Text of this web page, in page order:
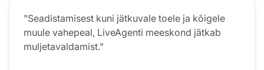
"Seadistamisest kuni jätkuvale toele ja kõigele
muule vahepeal, LiveAgenti meeskond jätkab
muljetavaldamist."